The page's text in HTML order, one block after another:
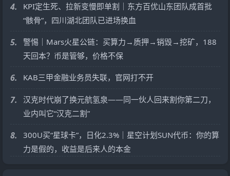
4.
KPI定生死、拉新变慢即单割｜东方百优山东团队成首批
“骸骨”，四川湖北团队已进场换血
5.
警惕｜Mars火星公链：买算力→质押→销毁→挖矿，188
天回本？币是管够，价格不保
6. KAB三甲金融业务员失联，官网打不开
7.
汉克时代崩了换元航氢泉——同一伙人回来割你第二刀，
业内叫它“汉克二割”
8.
300U买“星球卡”，日化2.3%｜星空计划SUN代币：你的算
力是假的，收益是后来人的本金